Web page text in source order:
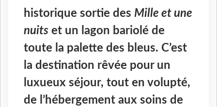
historique sortie des Mille et une
nuits et un lagon bariolé de
toute la palette des bleus. C’est
la destination rêvée pour un
luxueux séjour, tout en volupté,
de l’hébergement aux soins de